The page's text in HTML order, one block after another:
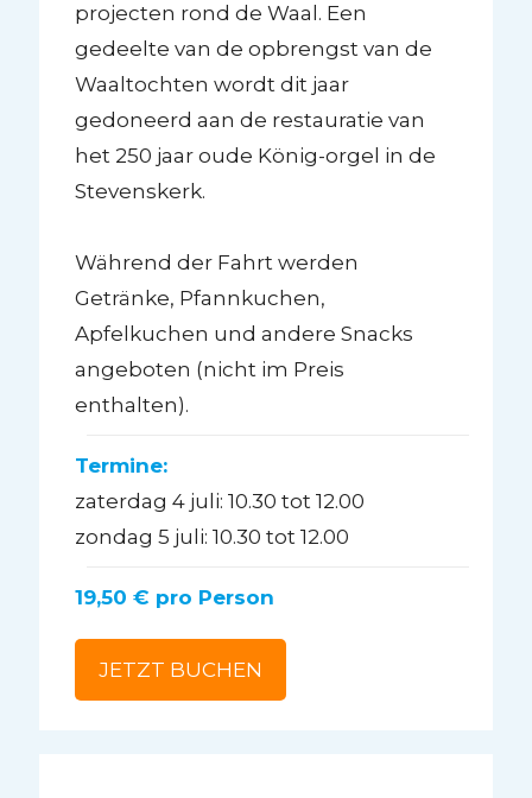
projecten rond de Waal. Een
gedeelte van de opbrengst van de
Waaltochten wordt dit jaar
gedoneerd aan de restauratie van
het 250 jaar oude König-orgel in de
Stevenskerk.
Während der Fahrt werden
Getränke, Pfannkuchen,
Apfelkuchen und andere Snacks
angeboten (nicht im Preis
enthalten).
Termine:
zaterdag 4 juli: 10.30 tot 12.00
zondag 5 juli: 10.30 tot 12.00
19,50 € pro Person
JETZT BUCHEN